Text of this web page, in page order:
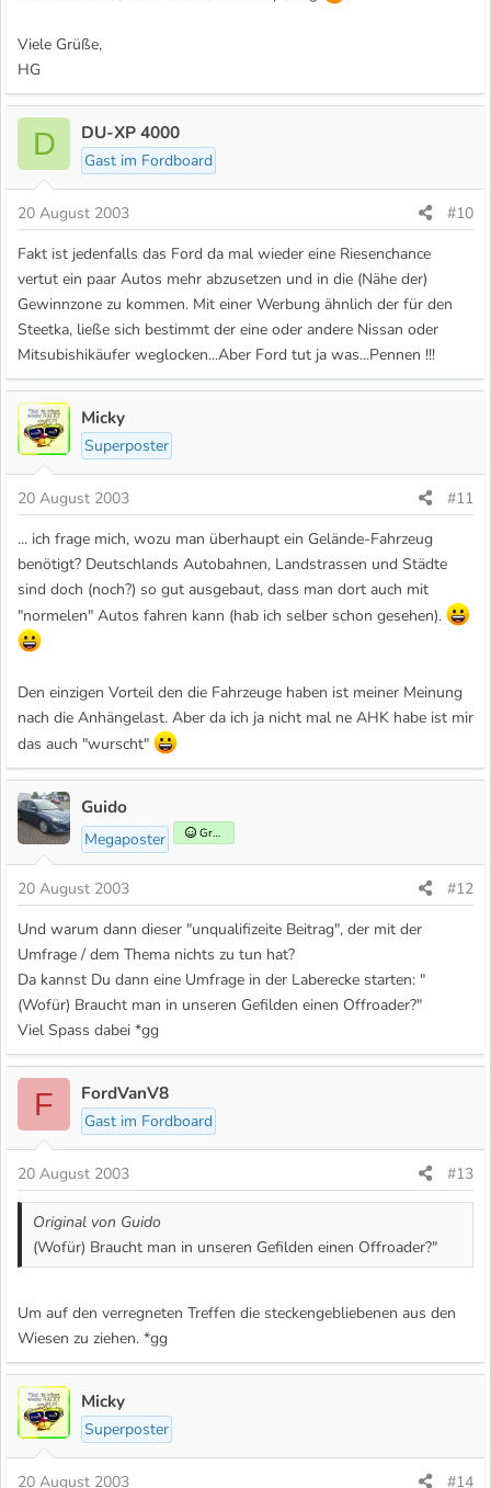
Viele Grüße,
HG
D DU-XP 4000
Gast im Fordboard
20 August 2003
#10
Fakt ist jedenfalls das Ford da mal wieder eine Riesenchance
vertut ein paar Autos mehr abzusetzen und in die (Nähe der)
Gewinnzone zu kommen. Mit einer Werbung ähnlich der für den
Steetka, ließe sich bestimmt der eine oder andere Nissan oder
Mitsubishikäufer weglocken...Aber Ford tut ja was...Pennen !!!
Micky
Superposter
20 August 2003
#11
... ich frage mich, wozu man überhaupt ein Gelände-Fahrzeug
benötigt? Deutschlands Autobahnen, Landstrassen und Städte
sind doch (noch?) so gut ausgebaut, dass man dort auch mit
"normelen" Autos fahren kann (hab ich selber schon gesehen).
Den einzigen Vorteil den die Fahrzeuge haben ist meiner Meinung
nach die Anhängelast. Aber da ich ja nicht mal ne AHK habe ist mir
das auch "wurscht"
Guido
Megaposter Gründer
20 August 2003
#12
Und warum dann dieser "unqualifizeite Beitrag", der mit der
Umfrage / dem Thema nichts zu tun hat?
Da kannst Du dann eine Umfrage in der Laberecke starten: "
(Wofür) Braucht man in unseren Gefilden einen Offroader?"
Viel Spass dabei *gg
F FordVanV8
Gast im Fordboard
20 August 2003 #13
Original von Guido
(Wofür) Braucht man in unseren Gefilden einen Offroader?"
Um auf den verregneten Treffen die steckengebliebenen aus den
Wiesen zu ziehen. *gg
Micky
Superposter
20 August 2003
#14